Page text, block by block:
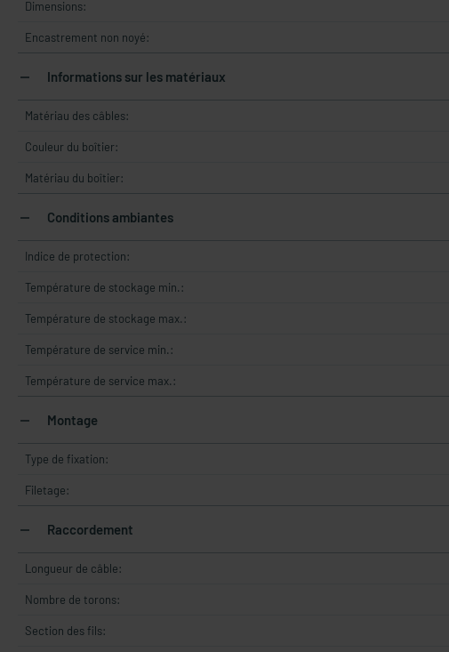
Dimensions:
Encastrement non noyé:
Informations sur les matériaux
Matériau des câbles:
Couleur du boîtier:
Matériau du boîtier:
Conditions ambiantes
Indice de protection:
Température de stockage min.:
Température de stockage max.:
Température de service min.:
Température de service max.:
Montage
Type de fixation:
Filetage:
Raccordement
Longueur de câble:
Nombre de torons:
Section des fils: